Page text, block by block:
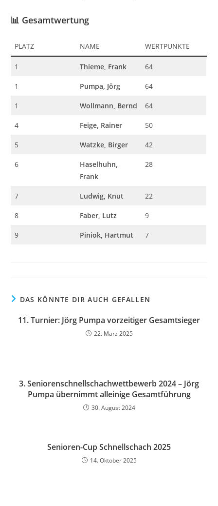
📊 Gesamtwertung
PLATZ NAME WERTPUNKTE
1 Thieme, Frank 64
1 Pumpa, Jörg 64
1 Wollmann, Bernd 64
4 Feige, Rainer 50
5 Watzke, Birger 42
6
Haselhuhn,
Frank
28
7 Ludwig, Knut 22
8 Faber, Lutz 9
9 Piniok, Hartmut 7
DAS KÖNNTE DIR AUCH GEFALLEN
11. Turnier: Jörg Pumpa vorzeitiger Gesamtsieger
22. März 2025
3. Seniorenschnellschachwettbewerb 2024 – Jörg
Pumpa übernimmt alleinige Gesamtführung
30. August 2024
Senioren-Cup Schnellschach 2025
14. Oktober 2025